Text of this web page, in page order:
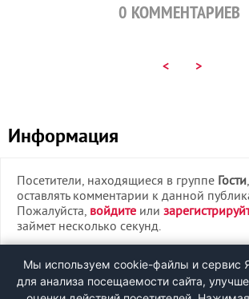
0 КОММЕНТАРИЕВ
< >
Информация
Посетители, находящиеся в группе Гости
оставлять комментарии к данной
Пожалуйста, войдите или
займет несколько секунд.
ВХОД
РЕГИСТРАЦИЯ
Мы используем cookie-файлы и сервис
для анализа посещаемости сайта,